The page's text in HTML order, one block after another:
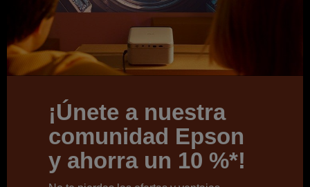
¡Únete a nuestra
comunidad Epson
y ahorra un 10 %*!